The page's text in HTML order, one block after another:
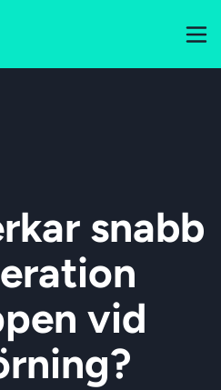
snabb
vid